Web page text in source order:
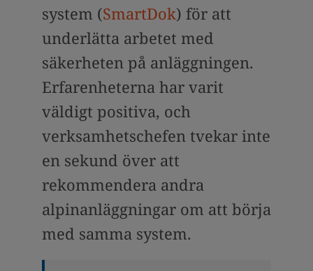
system (SmartDok) för att
underlätta arbetet med
säkerheten på anläggningen.
Erfarenheterna har varit
väldigt positiva, och
verksamhetschefen tvekar inte
en sekund över att
rekommendera andra
alpinanläggningar om att börja
med samma system.